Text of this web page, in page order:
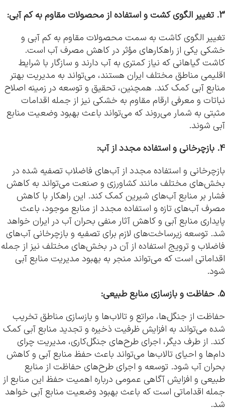
3. تغییر الگوی کشت و استفاده از محصولات مقاوم به کم آبی:
تغییر الگوی کاشت به سمت محصولات مقاوم به کم آبی و
خشکی یکی از راهکارهای مؤثر در کاهش مصرف آب است.
کاشت گیاهانی که نیاز کمتری به آب دارند و سازگار با شرایط
اقلیمی مناطق مختلف ایران هستند، می‌تواند به مدیریت بهتر
منابع آبی کمک کند. همچنین، تحقیق و توسعه در زمینه اصلاح
نباتات و معرفی ارقام مقاوم به خشکی نیز از جمله اقدامات
مثبتی به شمار می‌روند که می‌تواند باعث بهبود وضعیت منابع
آبی شوند.
4. بازچرخانی و استفاده مجدد از آب:
بازچرخانی و استفاده مجدد از آب‌های فاضلاب تصفیه شده در
بخش‌های مختلف مانند کشاورزی و صنعت می‌تواند به کاهش
فشار بر منابع آب‌های شیرین کمک کند. این راهکار با کاهش
مصرف آب‌های تازه و استفاده مجدد از منابع موجود، باعث
پایداری منابع آبی و کاهش آثار منفی بحران آب در ایران خواهد
شد. توسعه زیرساخت‌های لازم برای تصفیه و بازچرخانی آب‌های
فاضلاب و ترویج استفاده از آن در بخش‌های مختلف نیز از جمله
اقداماتی است که می‌تواند منجر به بهبود مدیریت منابع آبی
شود.
5. حفاظت و بازسازی منابع طبیعی:
حفاظت از جنگل‌ها، مراتع و تالاب‌ها و بازسازی مناطق تخریب
شده می‌تواند به افزایش ظرفیت ذخیره و تجدید منابع آبی کمک
کند. از طرف دیگر، اجرای طرح‌های جنگل‌کاری، مدیریت چرای
دام‌ها و احیای تالاب‌ها می‌تواند باعث حفظ منابع آبی و کاهش
بحران آب شود. توسعه و اجرای طرح‌های حفاظت از منابع
طبیعی و افزایش آگاهی عمومی درباره اهمیت حفظ این منابع از
جمله اقداماتی است که باعث بهبود وضعیت منابع آبی خواهد
شد.